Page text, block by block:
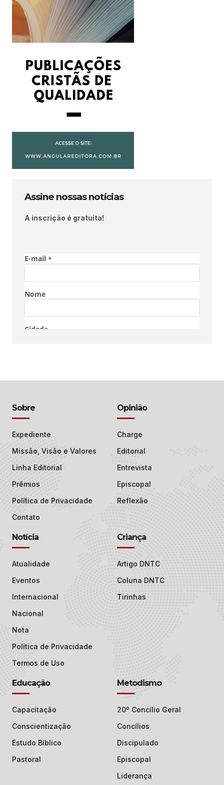
Assine nossas notícias
A inscrição é gratuita!
Sobre
Expediente
Missão, Visão e Valores
Linha Editorial
Prêmios
Política de Privacidade
Contato
Opinião
Charge
Editorial
Entrevista
Episcopal
Reflexão
Notícia
Atualidade
Eventos
Internacional
Nacional
Nota
Política de Privacidade
Termos de Uso
Criança
Artigo DNTC
Coluna DNTC
Tirinhas
Educação
Capacitação
Conscientização
Estudo Bíblico
Pastoral
Metodismo
20º Concílio Geral
Concílios
Discipulado
Episcopal
Liderança